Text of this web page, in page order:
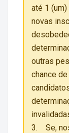
até 1
novas
outras
chance
3. Se,